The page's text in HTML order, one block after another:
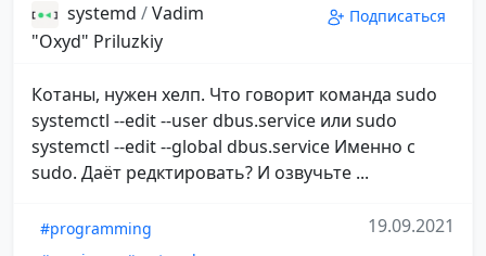
systemd /Vadim
"Oxyd" Priluzkiy
Подписаться
Котаны, нужен хелп. Что говорит команда sudo
systemctl --edit --user dbus.service или sudo
systemctl --edit --global dbus.service Именно с
sudo. Даёт редктировать? И озвучьте ...
#programming
19.09.2021